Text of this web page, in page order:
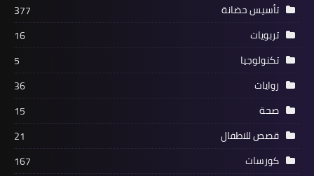
تأسيس حضانة
377
تربويات
16
تكنولوجيا
5
روايات
36
صحة
15
قصص للاطفال
21
كورسات
167